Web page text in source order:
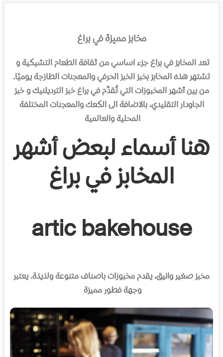
مخابز مميزة في براغ
تعد المخابز في براغ جزء اساسي من ثقافة الطعام التشيكية و
تشتهر هذه المخابز بخبز الخبز الحرفي والمعجنات الطازجة يوميًا.
من بين أشهر المخبوزات التي تُقدَّم في براغ خبز الترديلنيك و خبز
الجاودار التقليدي، بالاضافة الى الكعك والمعجنات المختلفة
المحلية والعالمية
هنا أسماء لبعض أشهر
المخابز في براغ
artic bakehouse
مخبز صغير وانيق، يقدم مخبوزات باصناف متنوعة ولذيذة.يعتبر
وجهة فطور مميزة